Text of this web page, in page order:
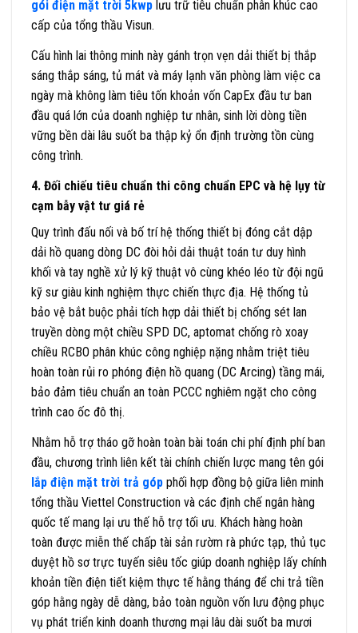
gói điện mặt trời 5kwp lưu trữ tiêu chuẩn phân khúc cao
cấp của tổng thầu Visun.
Cấu hình lai thông minh này gánh trọn vẹn dải thiết bị thắp
sáng thắp sáng, tủ mát và máy lạnh văn phòng làm việc ca
ngày mà không làm tiêu tốn khoản vốn CapEx đầu tư ban
đầu quá lớn của doanh nghiệp tư nhân, sinh lời dòng tiền
vững bền dài lâu suốt ba thập kỷ ổn định trường tồn cùng
công trình.
4. Đối chiếu tiêu chuẩn thi công chuẩn EPC và hệ lụy từ
cạm bẫy vật tư giá rẻ
Quy trình đấu nối và bố trí hệ thống thiết bị đóng cắt dập
dải hồ quang dòng DC đòi hỏi dải thuật toán tư duy hình
khối và tay nghề xử lý kỹ thuật vô cùng khéo léo từ đội ngũ
kỹ sư giàu kinh nghiệm thực chiến thực địa. Hệ thống tủ
bảo vệ bắt buộc phải tích hợp dải thiết bị chống sét lan
truyền dòng một chiều SPD DC, aptomat chống rò xoay
chiều RCBO phân khúc công nghiệp nặng nhằm triệt tiêu
hoàn toàn rủi ro phóng điện hồ quang (DC Arcing) tầng mái,
bảo đảm tiêu chuẩn an toàn PCCC nghiêm ngặt cho công
trình cao ốc đô thị.
Nhằm hỗ trợ tháo gỡ hoàn toàn bài toán chi phí định phí ban
đầu, chương trình liên kết tài chính chiến lược mang tên gói
lắp điện mặt trời trả góp phối hợp đồng bộ giữa liên minh
tổng thầu Viettel Construction và các định chế ngân hàng
quốc tế mang lại ưu thế hỗ trợ tối ưu. Khách hàng hoàn
toàn được miễn thế chấp tài sản rườm rà phức tạp, thủ tục
duyệt hồ sơ trực tuyến siêu tốc giúp doanh nghiệp lấy chính
khoản tiền điện tiết kiệm thực tế hằng tháng để chi trả tiền
góp hằng ngày dễ dàng, bảo toàn nguồn vốn lưu động phục
vụ phát triển kinh doanh thương mại lâu dài suốt ba mươi